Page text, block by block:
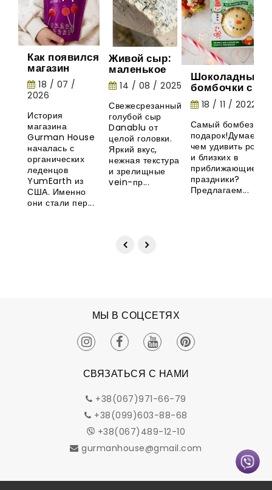
Как появился
магазин
Gurman
House:
история
органических
леденцов
YumEarth
18 / 07 /
2026
История
магазина
Gurman House
началась с
органических
леденцов
YumEarth из
США. Именно
они стали пер...
Живой сыр:
маленькое
шоу природы
14 / 08 / 2025
Свежесрезанный
голубой сыр
Danablu от
целой головки.
Яркий вкус,
нежная текстура
и зрелищные
vein-пр...
Шоколадные
бомбочки с
маршмеллоу -
необычная
новинка из
18 / 11 / 2022
Самый бомбезный
подарок!Думаете,
чем удивить
и близких в
приближающиеся
праздники?
Предлагаем...
МЫ В СОЦСЕТЯХ
СВЯЗАТЬСЯ С НАМИ
+38(067)971-66-79
+38(099)603-88-68
+38(067)489-12-10
gurmanhouse@gmail.com